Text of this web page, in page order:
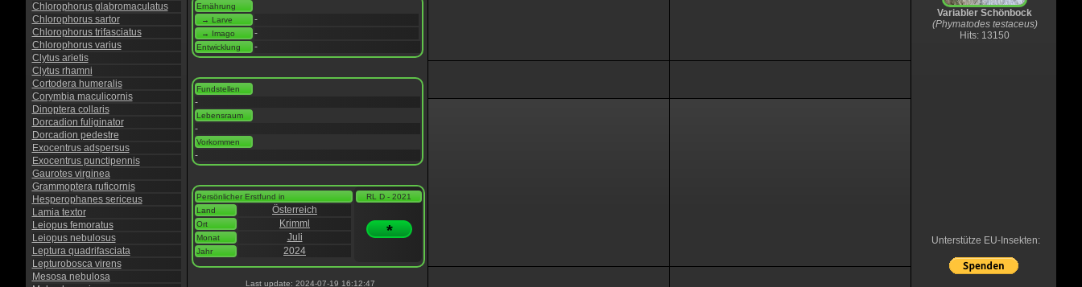
Chlorophorus glabromaculatus
Chlorophorus sartor
Chlorophorus trifasciatus
Chlorophorus varius
Clytus arietis
Clytus rhamni
Cortodera humeralis
Corymbia maculicornis
Dinoptera collaris
Dorcadion fuliginator
Dorcadion pedestre
Exocentrus adspersus
Exocentrus punctipennis
Gaurotes virginea
Grammoptera ruficornis
Hesperophanes sericeus
Lamia textor
Leiopus femoratus
Leiopus nebulosus
Leptura quadrifasciata
Lepturobosca virens
Mesosa nebulosa
Ernährung
→ Larve
-
→ Imago -
Entwicklung -
Fundstellen
-
Lebensraum
-
Vorkommen
-
Persönlicher Erstfund in
Land
Österreich
Ort Krimml
Monat Juli
Jahr 2024
RL D - 2021
*
Last update: 2024-07-19 16:12:47
Variabler Schönbock
(Phymatodes testaceus)
Hits: 13150
Unterstütze EU-Insekten: